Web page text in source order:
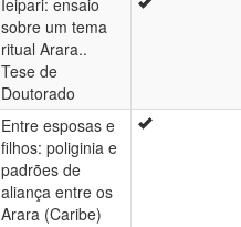
Ieipari: ensaio
sobre um tema
ritual Arara..
Tese de
Doutorado
Entre esposas e
filhos: poliginia e
padrões de
aliança entre os
Arara (Caribe)